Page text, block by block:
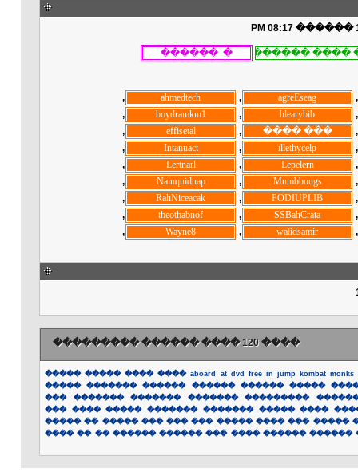
, ‏
, ‏
, ‏
, ‏
, ‏
, ‏
, ‏
, ‏
, ‏
, ‏
, ‏
, ‏
, ‏
, ‏
, ‏
, ‏
, ‏
, ‏
, ‏
, ‏
, ‏
, ‏
, ‏
, ‏
, ‏
, ‏
, ‏
���� 120 ���� ������ ���������
aboard at dvd free in jump kombat monks
����
����
�����
�����
�����
������
������
������
�������
�����
���������
�������
�������
�������
���
����
�����
�������
�������
�����
����
���
�����
���
����
�����
���
���
���
�����
��
�����
������
������
����
���
������
������
��
��
����